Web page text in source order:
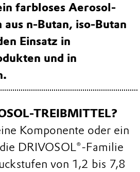
farbloses Aerosol-
aus n-Butan, iso-Butan
Einsatz in
und in
TREIBMITTEL?
Komponente oder ein
DRIVOSOL®-Familie
von 1,2 bis 7,8